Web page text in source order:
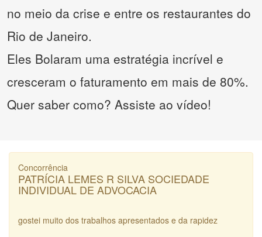
no meio da crise e entre os restaurantes do
Rio de Janeiro.
Eles Bolaram uma estratégia incrível e
cresceram o faturamento em mais de 80%.
Quer saber como? Assiste ao vídeo!
Concorrência
PATRÍCIA LEMES R SILVA SOCIEDADE
INDIVIDUAL DE ADVOCACIA
gostei muito dos trabalhos apresentados e da rapidez